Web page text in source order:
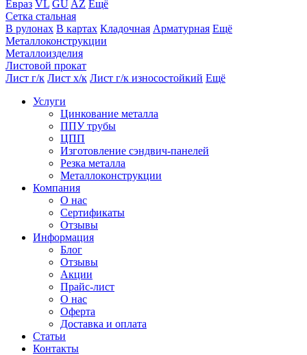
Евраз VL GU AZ Ещё
Сетка стальная
В рулонах В картах Кладочная Арматурная Ещё
Металлоконструкции
Металлоизделия
Листовой прокат
Лист г/к Лист х/к Лист г/к износостойкий Ещё
Услуги
Цинкование металла
ППУ трубы
ЦПП
Изготовление сэндвич-панелей
Резка металла
Металлоконструкции
Компания
О нас
Сертификаты
Отзывы
Информация
Блог
Отзывы
Акции
Прайс-лист
О нас
Оферта
Доставка и оплата
Статьи
Контакты